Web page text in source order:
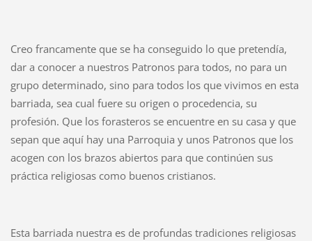
Creo francamente que se ha conseguido lo que pretendía,
dar a conocer a nuestros Patronos para todos, no para un
grupo determinado, sino para todos los que vivimos en esta
barriada, sea cual fuere su origen o procedencia, su
profesión. Que los forasteros se encuentre en su casa y que
sepan que aquí hay una Parroquia y unos Patronos que los
acogen con los brazos abiertos para que continúen sus
práctica religiosas como buenos cristianos.
Esta barriada nuestra es de profundas tradiciones religiosas